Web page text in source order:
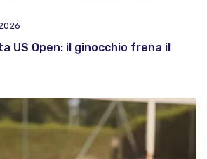
US Open: il ginocchio frena il